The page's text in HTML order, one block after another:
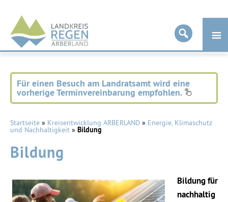
Landkreis
Regen
Für einen Besuch am Landratsamt wird eine
vorherige Terminvereinbarung empfohlen.
Startseite » Kreisentwicklung ARBERLAND » Energie, Klimaschutz
und Nachhaltigkeit » Bildung
Bildung
Bildung für
nachhaltig